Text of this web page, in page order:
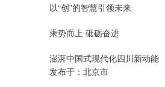
以“创”的智慧引领未来
乘势而上 砥砺奋进
澎湃中国式现代化四川新动能
发布于：北京市